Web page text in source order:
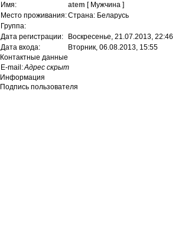
Имя:
atem [ Мужчина ]
Место проживания:Страна: Беларусь
Группа:
Дата регистрации:
Воскресенье, 21.07.2013, 22:46
Дата входа:
Вторник, 06.08.2013, 15:55
Контактные данные
Е-mail:Адрес скрыт
Информация
Подпись пользователя